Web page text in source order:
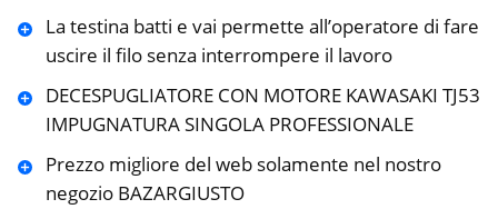
La testina batti e vai permette all’operatore di fare
uscire il filo senza interrompere il lavoro
DECESPUGLIATORE CON MOTORE KAWASAKI TJ53
IMPUGNATURA SINGOLA PROFESSIONALE
Prezzo migliore del web solamente nel nostro
negozio BAZARGIUSTO